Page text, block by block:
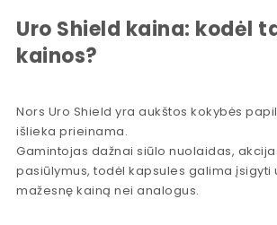
Uro Shield kaina: kodėl
kainos?
Nors Uro Shield yra aukštos kokybės
išlieka prieinama.
Gamintojas dažnai siūlo nuolaidas,
pasiūlymus, todėl kapsules galima įsigyti
mažesnę kainą nei analogus.